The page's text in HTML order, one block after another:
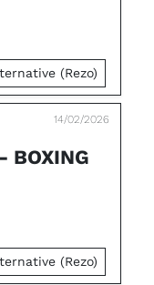
(Rezo)
14/02/2026
BOXING
(Rezo)